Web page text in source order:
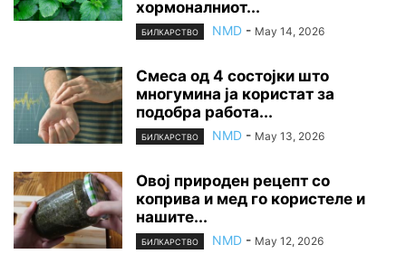
хормоналниот...
БИЛКАРСТВО NMD - May 14, 2026
Смеса од 4 состојки што
многумина ја користат за
подобра работа...
БИЛКАРСТВО NMD - May 13, 2026
Овој природен рецепт со
коприва и мед го користеле и
нашите...
БИЛКАРСТВО NMD - May 12, 2026